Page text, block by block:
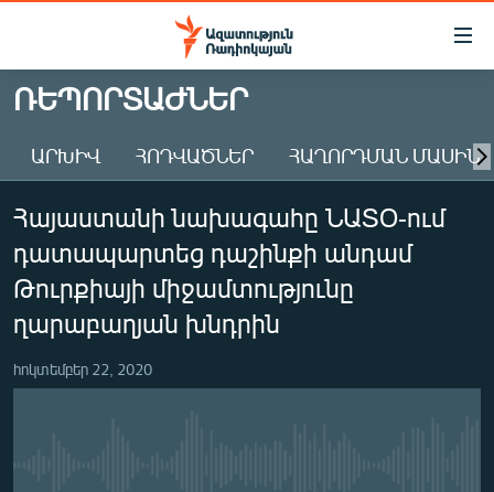
Մատչելիության
Անցնել
հիմնական
Անցնել
հիմնական
մենյուին
ԱԶԱՏՈՒԹՅՈՒՆ TV
ՀԱՅԱՍՏԱՆ
ԸՆՏՐՈՒԹՅՈՒՆՆԵՐ 2026
ԻՐԱՎՈՒՆՔ
ՀԱՍԱՐԱԿՈՒԹՅՈՒՆ
ՂԱՐԱԲԱՂ
ՌԵՊՈՐՏԱԺՆԵՐ
ԱՐԽԻՎ ՀՈԴՎԱԾՆԵՐ ՀԱՂՈՐԴՄԱՆ ՄԱՍԻՆ
Հայաստանի նախագահը ՆԱՏՕ-ում
դատապարտեց դաշինքի անդամ
Թուրքիայի միջամտությունը
ղարաբաղյան խնդրին
հոկտեմբեր 22, 2020